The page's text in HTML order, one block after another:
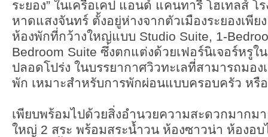
ระยอง” ในเครือเคป แอนด์ แคนทารี โฮเทลส์ โ
หาดแสงจันทร์ ตั้งอยู่ห่างจากตัวเมืองระยองเพี
ห้องพักที่กว้างใหญ่แบบ Studio Suite, 1-
Bedroom Suite ซึ่งตกแต่งด้วยเฟอร์นิเจอร์หรูใ
ปลอดโปร่ง ในบรรยากาศวิวทะเลที่สามารถมอง
พัก เหมาะสำหรับการพักผ่อนแบบครอบครัว หรื
เพียบพร้อมไปด้วยสิ่งอำนวยความสะดวกมากม
ใหญ่ 2 สระ พร้อมสระน้ำวน ห้องซาวน่า ห้องอ